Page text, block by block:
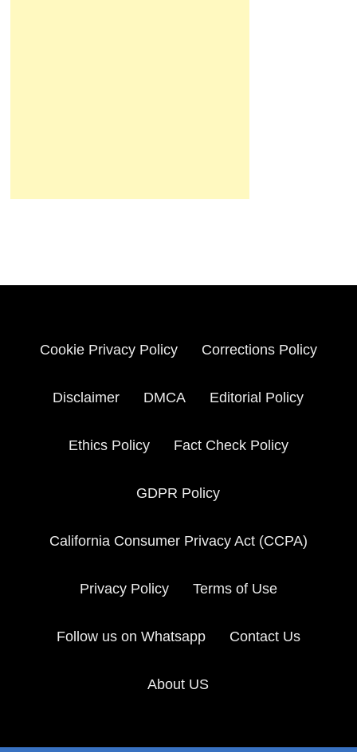
Cookie Privacy Policy Corrections Policy
Disclaimer DMCA Editorial Policy
Ethics Policy Fact Check Policy
GDPR Policy
California Consumer Privacy Act (CCPA)
Privacy Policy Terms of Use
Follow us on Whatsapp Contact Us
About US